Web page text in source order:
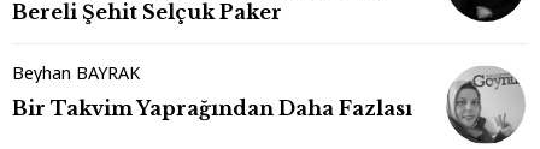
Bereli Şehit Selçuk Paker
Beyhan BAYRAK
Bir Takvim Yaprağından Daha Fazlası